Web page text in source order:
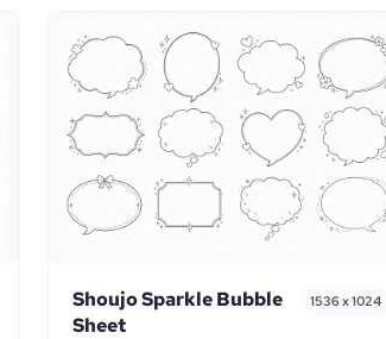
Shoujo Sparkle Bubble
Sheet
1536 x 1024